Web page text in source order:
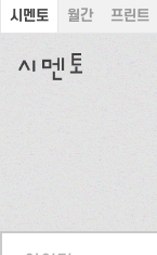
시멘토 월간 프린트